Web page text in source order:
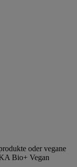
oder vegane
Bio+ Vegan